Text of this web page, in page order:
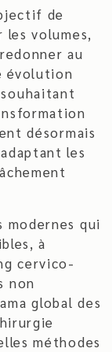
de
volumes,
au
évolution
désormais
les
qui
à
cervico-
non
global des
méthodes